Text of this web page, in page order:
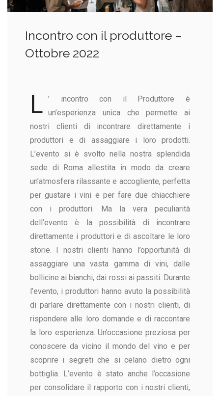
Incontro con il produttore –
Ottobre 2022
L ’ incontro con il Produttore è
un’esperienza unica che permette ai
nostri clienti di incontrare direttamente i
produttori e di assaggiare i loro prodotti.
L’evento si è svolto nella nostra splendida
sede di Roma allestita in modo da creare
un’atmosfera rilassante e accogliente, perfetta
per gustare i vini e per fare due chiacchiere
con i produttori.
Ma la vera peculiarità
dell’evento è la possibilità di incontrare
direttamente i produttori e di ascoltare le loro
storie.
I nostri clienti hanno l’opportunità di
assaggiare una vasta gamma di vini, dalle
bollicine ai bianchi, dai rossi ai passiti. Durante
l’evento, i produttori hanno avuto la possibilità
di parlare direttamente con i nostri clienti, di
rispondere alle loro domande e di raccontare
la loro esperienza. Un’occasione preziosa per
conoscere da vicino il mondo del vino e per
scoprire i segreti che si celano dietro ogni
bottiglia.
L’evento è stato anche l’occasione
per consolidare il rapporto con i nostri clienti,